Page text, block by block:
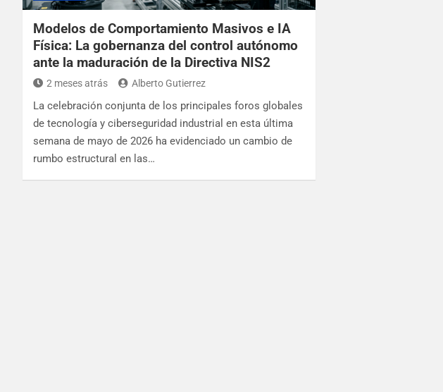
Modelos de Comportamiento Masivos e IA
Física: La gobernanza del control autónomo
ante la maduración de la Directiva NIS2
2 meses atrás Alberto Gutierrez
La celebración conjunta de los principales foros globales
de tecnología y ciberseguridad industrial en esta última
semana de mayo de 2026 ha evidenciado un cambio de
rumbo estructural en las…